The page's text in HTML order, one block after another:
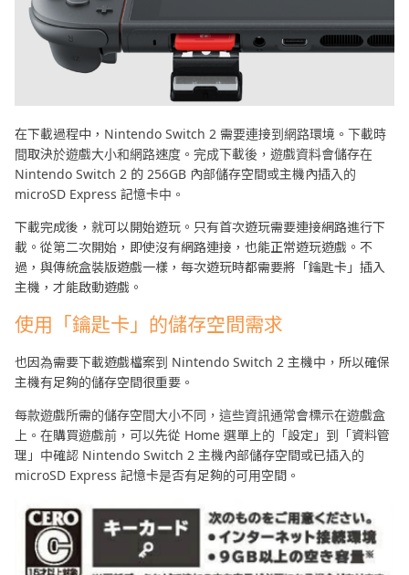
在下載過程中，Nintendo Switch 2 需要連接到網路環境。下載時
間取決於遊戲大小和網路速度。完成下載後，遊戲資料會儲存在
Nintendo Switch 2 的 256GB 內部儲存空間或主機內插入的
microSD Express 記憶卡中。
下載完成後，就可以開始遊玩。只有首次遊玩需要連接網路進行下
載。從第二次開始，即使沒有網路連接，也能正常遊玩遊戲。不
過，與傳統盒裝版遊戲一樣，每次遊玩時都需要將「鑰匙卡」插入
主機，才能啟動遊戲。
使用「鑰匙卡」的儲存空間需求
也因為需要下載遊戲檔案到 Nintendo Switch 2 主機中，所以確保
主機有足夠的儲存空間很重要。
每款遊戲所需的儲存空間大小不同，這些資訊通常會標示在遊戲盒
上。在購買遊戲前，可以先從 Home 選單上的「設定」到「資料管
理」中確認 Nintendo Switch 2 主機內部儲存空間或已插入的
microSD Express 記憶卡是否有足夠的可用空間。